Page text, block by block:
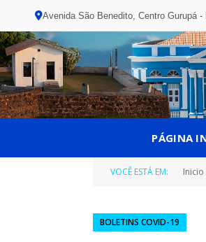
Avenida São Benedito, Centro Gurupá -
PÁGINA
VOCÊ ESTÁ EM: Inicio
BOLETINS COVID-19